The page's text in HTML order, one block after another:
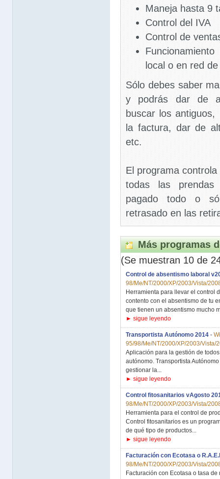
Maneja hasta 9
Control del IVA
Control de
local o en red
Sólo debes saber
y podrás dar de
buscar los
la factura, dar de
etc.
El programa
todas las
pagado todo o
retrasado en las
Más programas
(Se muestran 10 de
Control de absentismo laboral
98/Me/NT/2000/XP/2003/Vista/
Herramienta para llevar el control
contento con el absentismo de tu
que tienen un absentismo mucho
► sigue leyendo
Transportista Autónomo 2014 -
95/98/Me/NT/2000/XP/2003/Vista/
Aplicación para la gestión de
autónomo. Transportista
gestionar la...
► sigue leyendo
Control fitosanitarios vAgosto
98/Me/NT/2000/XP/2003/Vista/
Herramienta para el control de
Control fitosanitarios es un
de qué tipo de productos...
► sigue leyendo
Facturación con Ecotasa o
98/Me/NT/2000/XP/2003/Vista/
Facturación con Ecotasa o tasa